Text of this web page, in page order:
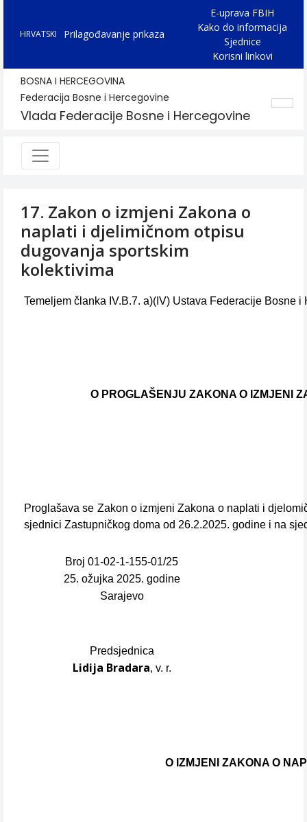
HRVATSKI Prilagođavanje prikaza
E-uprava FBIH
Kako do informacija
Sjednice
Korisni linkovi
BOSNA I HERCEGOVINA
Federacija Bosne i Hercegovine
Vlada Federacije Bosne i Hercegovine
17. Zakon o izmjeni Zakona o
naplati i djelimičnom otpisu
dugovanja sportskim
kolektivima
Temeljem članka IV.B.7. a)(IV) Ustava Federacije Bosne i
O PROGLAŠENJU ZAKONA O IZMJENI
Proglašava se Zakon o izmjeni Zakona o naplati i
sjednici Zastupničkog doma od 26.2.2025. godine i na
Broj 01-02-1-155-01/25
25. ožujka 2025. godine
Sarajevo
Predsjednica
Lidija Bradara, v. r.
O IZMJENI ZAKONA O